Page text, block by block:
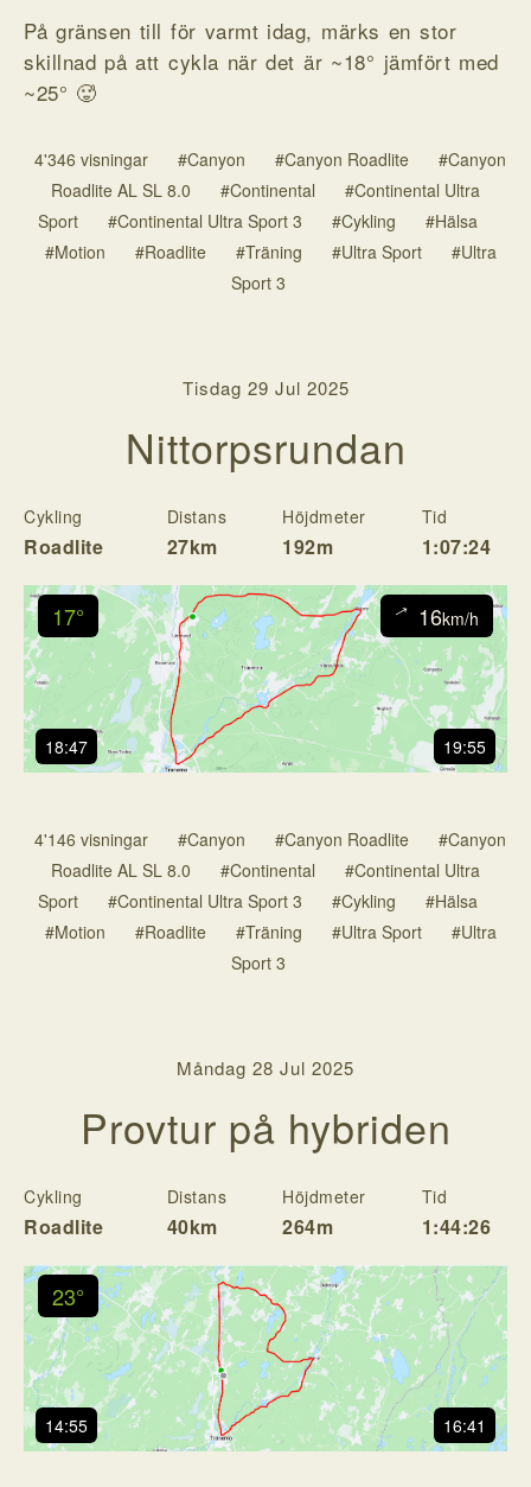
På gränsen till för varmt idag, märks en stor
skillnad på att cykla när det är ~18° jämfört med
~25° 🥵
4'346 visningar #Canyon #Canyon Roadlite
#Canyon
Roadlite AL SL 8.0
#Continental
#Continental Ultra
Sport
#Continental Ultra Sport 3 #Cykling
#Hälsa
#Motion
#Roadlite #Träning #Ultra Sport
#Ultra
Sport 3
Tisdag 29 Jul 2025
Nittorpsrundan
Cykling
Roadlite
Distans
27km
Höjdmeter
192m
Tid
1:07:24
17° 16km/h
↓
18:47 19:55
4'146 visningar #Canyon #Canyon Roadlite
#Canyon
Roadlite AL SL 8.0
#Continental
#Continental Ultra
Sport
#Continental Ultra Sport 3 #Cykling
#Hälsa
#Motion
#Roadlite #Träning #Ultra Sport
#Ultra
Sport 3
Måndag 28 Jul 2025
Provtur på hybriden
Cykling
Roadlite
Distans
40km
Höjdmeter
264m
Tid
1:44:26
23°
14:55 16:41